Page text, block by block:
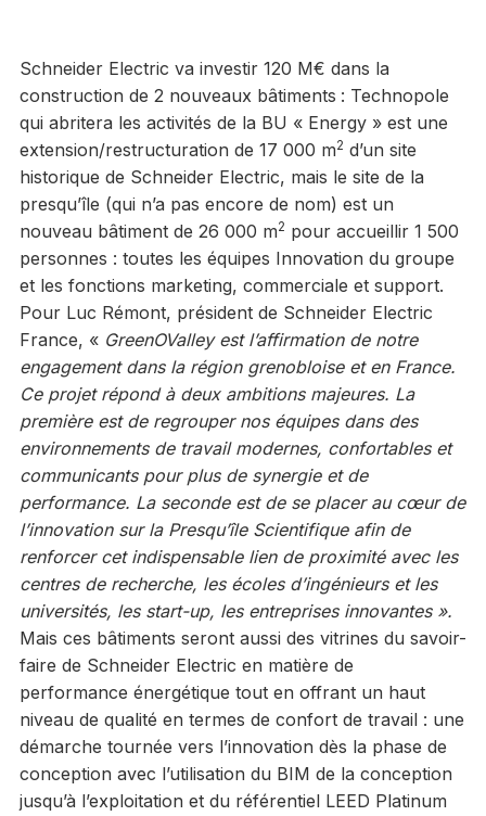
Schneider Electric va investir 120 M€ dans la
construction de 2 nouveaux bâtiments : Technopole
qui abritera les activités de la BU « Energy » est une
extension/restructuration de 17 000 m2 d’un site
historique de Schneider Electric, mais le site de la
presqu’île (qui n’a pas encore de nom) est un
nouveau bâtiment de 26 000 m2 pour accueillir 1 500
personnes : toutes les équipes Innovation du groupe
et les fonctions marketing, commerciale et support.
Pour Luc Rémont, président de Schneider Electric
France, « GreenOValley est l’affirmation de notre
engagement dans la région grenobloise et en France.
Ce projet répond à deux ambitions majeures. La
première est de regrouper nos équipes dans des
environnements de travail modernes, confortables et
communicants pour plus de synergie et de
performance. La seconde est de se placer au cœur de
l’innovation sur la Presqu’île Scientifique afin de
renforcer cet indispensable lien de proximité avec les
centres de recherche, les écoles d’ingénieurs et les
universités, les start-up, les entreprises innovantes ».
Mais ces bâtiments seront aussi des vitrines du savoir-
faire de Schneider Electric en matière de
performance énergétique tout en offrant un haut
niveau de qualité en termes de confort de travail : une
démarche tournée vers l’innovation dès la phase de
conception avec l’utilisation du BIM de la conception
jusqu’à l’exploitation et du référentiel LEED Platinum